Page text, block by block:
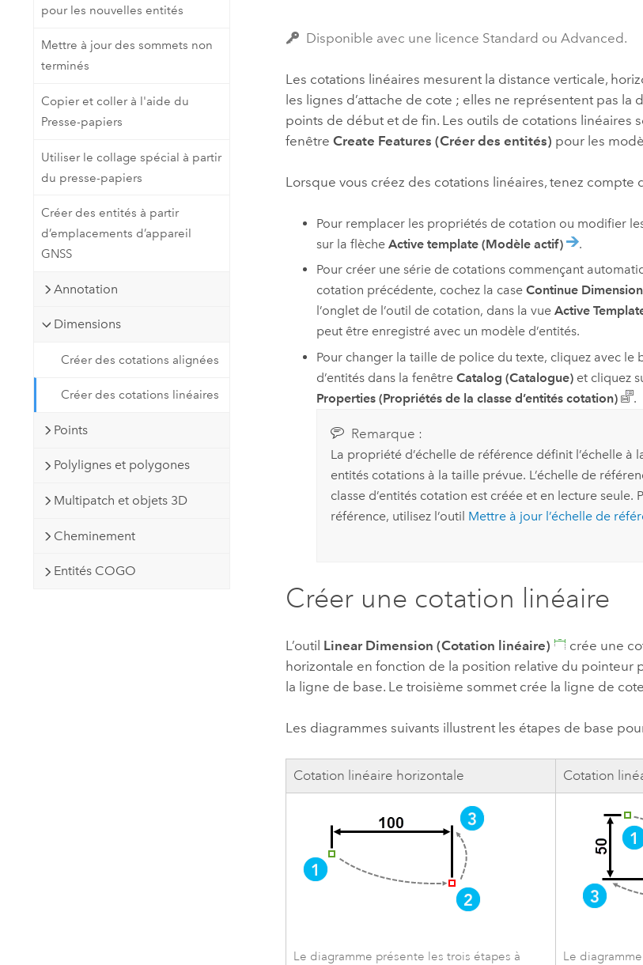
Créer des applications de
technologiques
Tous les récits
pour les nouvelles entités
Mettre à jour des sommets non
terminés
Copier et coller à l'aide du
Presse-papiers
Utiliser le collage spécial à partir
du presse-papiers
Créer des entités à partir
d’emplacements d’appareil
GNSS
Annotation
Dimensions
Créer des cotations alignées
Créer des cotations linéaires
Points
Polylignes et polygones
Multipatch et objets 3D
Cheminement
Entités COGO
Disponible avec une licence Standard ou Advanced.
Les cotations linéaires mesurent la distance verticale,
les lignes d’attache de cote ; elles ne représentent pas la
points de début et de fin. Les outils de cotations linéaires
fenêtreCreate Features (Créer des entités) pour les
Lorsque vous créez des cotations linéaires, tenez compte
Pour remplacer les propriétés de cotation ou modifier
sur la flèche Active template (Modèle actif)
.
Pour créer une série de cotations commençant
cotation précédente, cochez la case Continue
l’onglet de l’outil de cotation, dans la vue Active
peut être enregistré avec un modèle d’entités.
Pour changer la taille de police du texte, cliquez avec le
d’entités dans la fenêtre Catalog (Catalogue)et cliquez
Properties (Propriétés de la classe d’entités cotation)
.
Remarque :
La propriété d’échelle de référence définit l’échelle à
entités cotations à la taille prévue. L’échelle de
classe d’entités cotation est créée et en lecture seule.
référence, utilisez l’outil Mettre à jour l’échelle de
Créer une cotation linéaire
L’outil Linear Dimension (Cotation linéaire)
crée une
horizontale en fonction de la position relative du pointeur
la ligne de base. Le troisième sommet crée la ligne de
Les diagrammes suivants illustrent les étapes de base
Cotation linéaire horizontale Cotation
Le diagramme présente les trois étapes à
Le